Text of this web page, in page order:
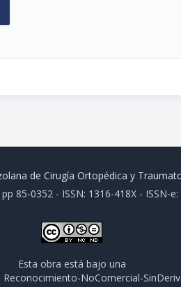
de Cirugía Ortopédica y
85-0352 - ISSN: 1316-418X - ISSN-
Esta obra está bajo una
NoComercial-